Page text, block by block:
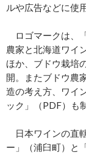
ルや広告などに使
ロゴマークは、
農家と北海道ワイ
ほか、ブドウ栽培
開。またブドウ農
造の考え方、ワイ
ック」（PDF）も
日本ワインの直
ー」（浦臼町）と